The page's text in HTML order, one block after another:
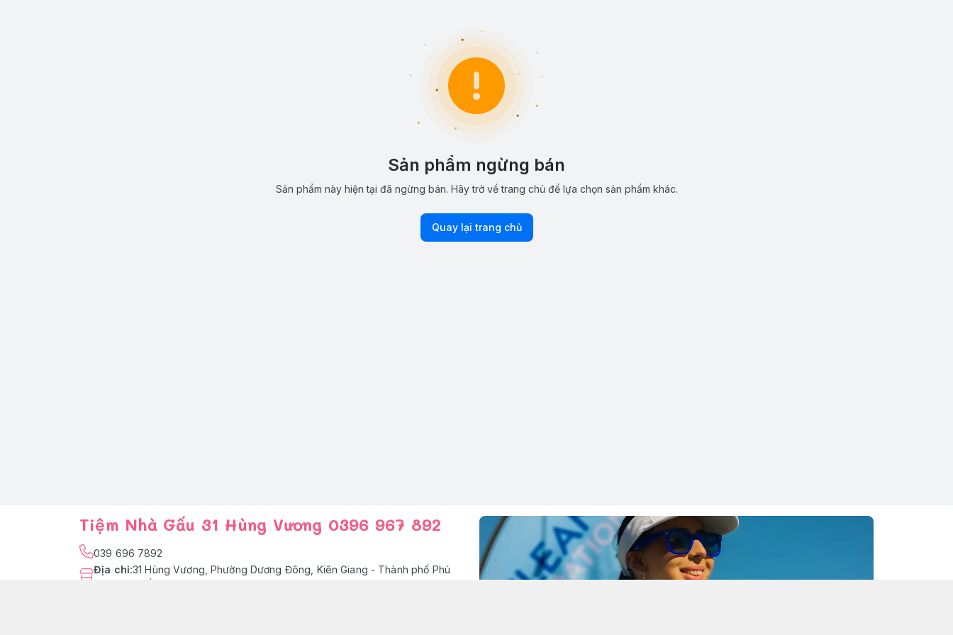
Sản phẩm ngừng bán
Sản phẩm này hiện tại đã ngừng bán. Hãy trở về trang chủ để lựa chọn sản phẩm khác.
Quay lại trang chủ
Tiệm Nhà Gấu 31 Hùng Vương 0396 967 892
039 696 7892
Địa chỉ:31 Hùng Vương, Phường Dương Đông, Kiên Giang - Thành phố Phú
Quốc